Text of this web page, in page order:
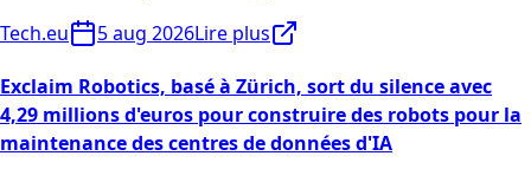
Tech.eu
5 aug 2026Lire plus
Exclaim Robotics, basé à Zürich, sort du silence avec
4,29 millions d'euros pour construire des robots pour la
maintenance des centres de données d'IA